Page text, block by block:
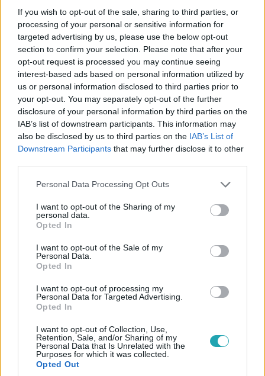
If you wish to opt-out of the sale, sharing to third parties, or
processing of your personal or sensitive information for
targeted advertising by us, please use the below opt-out
section to confirm your selection. Please note that after your
opt-out request is processed you may continue seeing
interest-based ads based on personal information utilized by
us or personal information disclosed to third parties prior to
your opt-out. You may separately opt-out of the further
disclosure of your personal information by third parties on the
IAB’s list of downstream participants. This information may
also be disclosed by us to third parties on the IAB’s List of
Downstream Participants that may further disclose it to other
Please note that this website/app uses one or more Google
not limited to your visit or usage behaviour. You may click to
grant or deny consent to Google and its third-party tags to
use your data for below specified purposes in below Google
consent section.
Personal Data Processing Opt Outs
I want to opt-out of the Sharing of my
personal data.
Opted In
I want to opt-out of the Sale of my
Personal Data.
Opted In
I want to opt-out of processing my
Personal Data for Targeted Advertising.
Opted In
I want to opt-out of Collection, Use,
Retention, Sale, and/or Sharing of my
Personal Data that Is Unrelated with the
Purposes for which it was collected.
Opted Out
2019. december 7. 20:58
Vanek Andor nagyon nehéz időszakon van túl
Az X-Faktor versenyzője először mesélt arról, hogy
milyen érzések dúltak benne az elmúlt időszakban, és azt
is elárulta, ki az a személy, akire mindig számíthat.
3:06
X-Faktor
2019. december 7. 20:38
(Balázs Fecó, Keresztes Ildikó)
Az X-Faktor Elődöntőjében az énekesek duetteket adtak